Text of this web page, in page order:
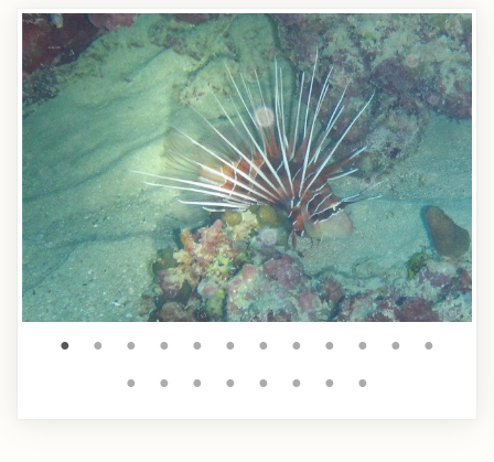
● ● ● ● ● ● ● ● ● ● ●
●
●
● ● ● ● ● ● ●